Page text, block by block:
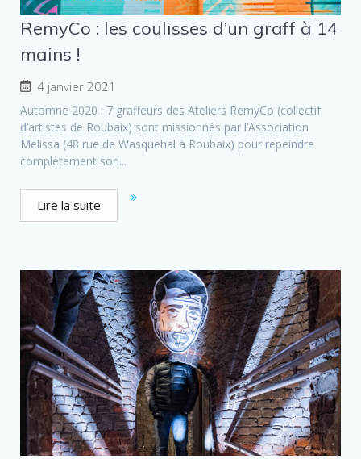
RemyCo : les coulisses d’un graff à 14
mains !
4 janvier 2021
Automne 2020 : 7 graffeurs des Ateliers RemyCo (collectif
d’artistes de Roubaix) sont missionnés par l’Association
Melissa (48 rue de Wasquehal à Roubaix) pour repeindre
complétement son...
Lire la suite